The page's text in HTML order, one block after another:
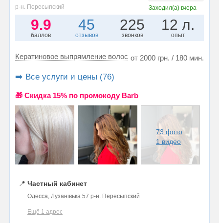
р-н. Пересыпский
Заходил(а) вчера
9.9
баллов
45
отзывов
225
звонков
12 л.
опыт
Кератиновое выпрямление волос от 2000 грн. / 180 мин.
➡️ Все услуги и цены (76)
🎁 Cкидка 15% по промокоду Barb
73 фото
1 видео
📍 Частный кабинет
Одесса, Лузанівька 57 р-н. Пересыпский
Ещё 1 адрес